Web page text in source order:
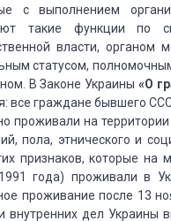
с выполнением
такие функции по
власти, органом
статусом,
В Законе Украины «О
все граждане бывшего
проживали на
пола, этнического и
признаков, которые на
года) проживали в
проживание после 13
внутренних дел Украины